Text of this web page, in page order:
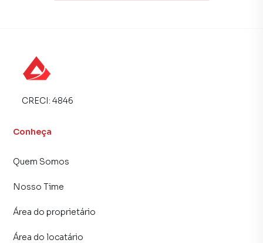
CRECI: 4846
Conheça
Quem Somos
Nosso Time
Área do proprietário
Área do locatário